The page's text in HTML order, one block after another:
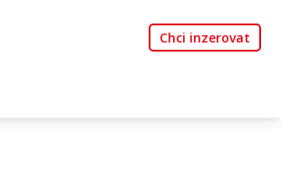
Chci inzerovat